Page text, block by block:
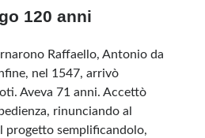
120 anni
Raffaello, Antonio da
nel 1547, arrivò
Aveva 71 anni. Accettò
rinunciando al
progetto semplificandolo,